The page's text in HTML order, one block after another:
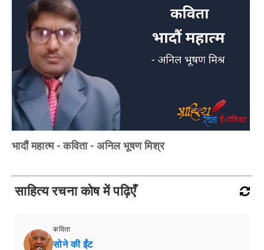
भादौं महात्म - कविता - अनिल भूषण मिश्र
साहित्य रचना कोष में पढ़िएँ
कविता
सोने की ईंट